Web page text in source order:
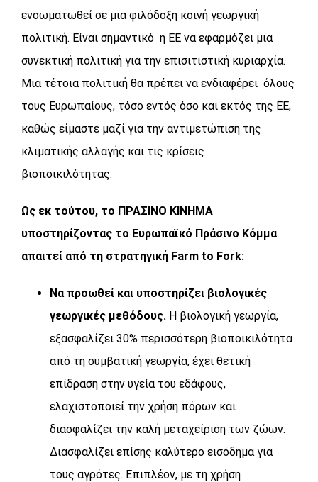
ενσωματωθεί σε μια φιλόδοξη κοινή γεωργική
πολιτική. Είναι σημαντικό η ΕΕ να εφαρμόζει μια
συνεκτική πολιτική για την επισιτιστική κυριαρχία.
Μια τέτοια πολιτική θα πρέπει να ενδιαφέρει όλους
τους Ευρωπαίους, τόσο εντός όσο και εκτός της ΕΕ,
καθώς είμαστε μαζί για την αντιμετώπιση της
κλιματικής αλλαγής και τις κρίσεις
βιοποικιλότητας.
Ως εκ τούτου, το ΠΡΑΣΙΝΟ ΚΙΝΗΜΑ
υποστηρίζοντας το Ευρωπαϊκό Πράσινο Κόμμα
απαιτεί από τη στρατηγική Farm to Fork:
Να προωθεί και υποστηρίζει βιολογικές
γεωργικές μεθόδους. Η βιολογική γεωργία,
εξασφαλίζει 30% περισσότερη βιοποικιλότητα
από τη συμβατική γεωργία, έχει θετική
επίδραση στην υγεία του εδάφους,
ελαχιστοποιεί την χρήση πόρων και
διασφαλίζει την καλή μεταχείριση των ζώων.
Διασφαλίζει επίσης καλύτερο εισόδημα για
τους αγρότες. Επιπλέον, με τη χρήση